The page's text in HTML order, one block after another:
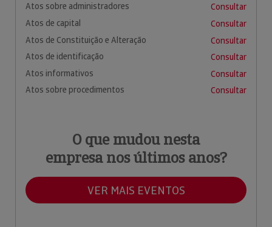
Atos sobre administradores
Consultar
Atos de capital
Consultar
Atos de Constituição e Alteração
Consultar
Atos de identificação
Consultar
Atos informativos
Consultar
Atos sobre procedimentos
Consultar
O que mudou nesta
empresa nos últimos anos?
VER MAIS EVENTOS